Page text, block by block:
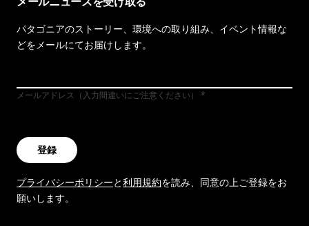
パタゴニアのストーリー、環境への取り組み、イベント情報な
どをメールにてお届けします。
メールアドレス（入力間違いにご注意ください）
登録
プライバシーポリシーと利用規約を読み、同意の上ご登録をお
願いします。